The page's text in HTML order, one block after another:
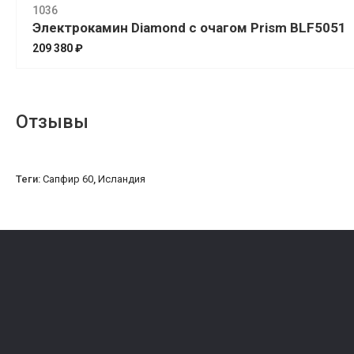
1036
Электрокамин Diamond с очагом Prism BLF5051
209 380 ₽
Отзывы
Теги: Сапфир 60, Исландия